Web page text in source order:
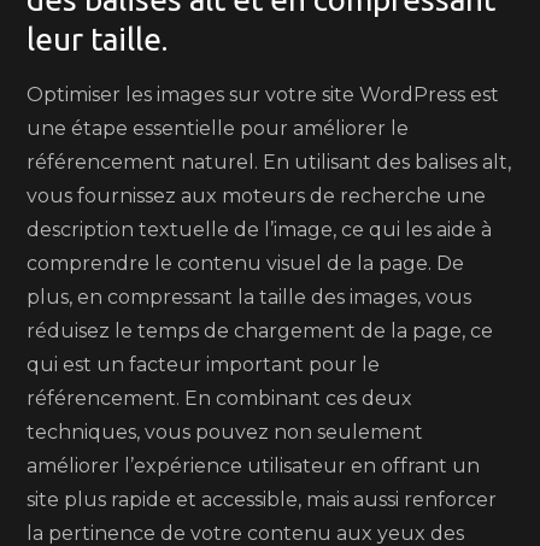
leur taille.
Optimiser les images sur votre site WordPress est
une étape essentielle pour améliorer le
référencement naturel. En utilisant des balises alt,
vous fournissez aux moteurs de recherche une
description textuelle de l’image, ce qui les aide à
comprendre le contenu visuel de la page. De
plus, en compressant la taille des images, vous
réduisez le temps de chargement de la page, ce
qui est un facteur important pour le
référencement. En combinant ces deux
techniques, vous pouvez non seulement
améliorer l’expérience utilisateur en offrant un
site plus rapide et accessible, mais aussi renforcer
la pertinence de votre contenu aux yeux des